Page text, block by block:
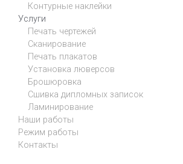
Контурные наклейки
Услуги
Печать чертежей
Сканирование
Печать плакатов
Установка люверсов
Брошюровка
Сшивка дипломных записок
Ламинирование
Наши работы
Режим работы
Контакты